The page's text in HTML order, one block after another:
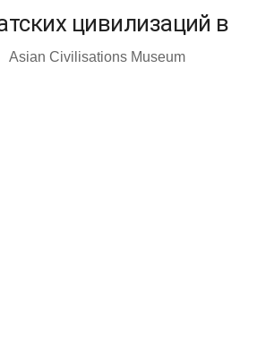
цивилизаций в
Asian Civilisations Museum